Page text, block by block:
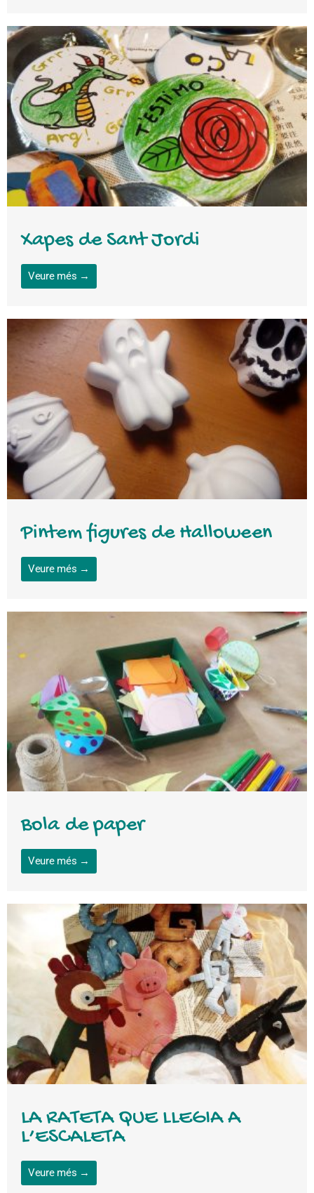
Xapes de Sant Jordi
Veure més →
Pintem figures de Halloween
Veure més →
Bola de paper
Veure més →
LA RATETA QUE LLEGIA A
L’ESCALETA
Veure més →